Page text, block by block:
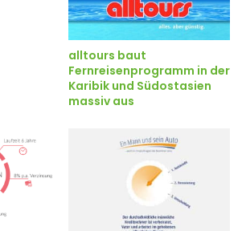
alltours baut
Fernreisenprogramm in der
Karibik und Südostasien
massiv aus